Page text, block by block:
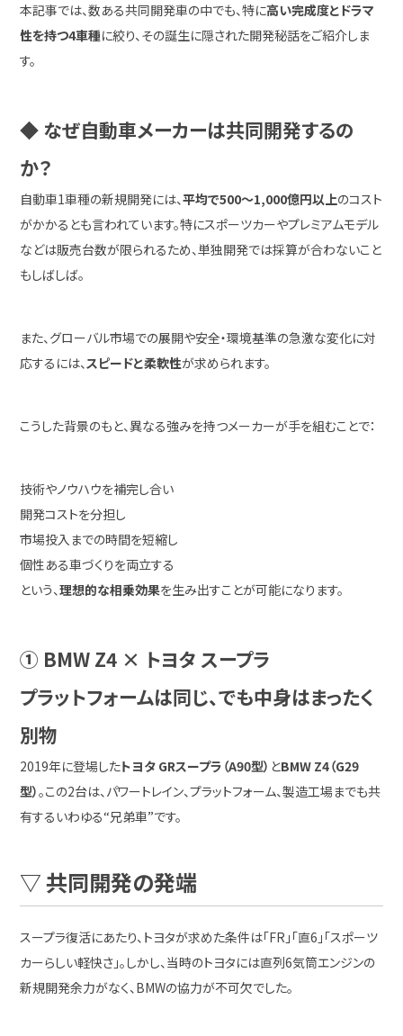
本記事では、数ある共同開発車の中でも、特に高い完成度とドラマ
性を持つ4車種に絞り、その誕生に隠された開発秘話をご紹介しま
す。
◆ なぜ自動車メーカーは共同開発するの
か？
自動車1車種の新規開発には、平均で500〜1,000億円以上のコスト
がかかるとも言われています。特にスポーツカーやプレミアムモデル
などは販売台数が限られるため、単独開発では採算が合わないこと
もしばしば。
また、グローバル市場での展開や安全・環境基準の急激な変化に対
応するには、スピードと柔軟性が求められます。
こうした背景のもと、異なる強みを持つメーカーが手を組むことで：
技術やノウハウを補完し合い
開発コストを分担し
市場投入までの時間を短縮し
個性ある車づくりを両立する
という、理想的な相乗効果を生み出すことが可能になります。
① BMW Z4 × トヨタ スープラ
プラットフォームは同じ、でも中身はまったく
別物
2019年に登場したトヨタ GRスープラ（A90型） とBMW Z4（G29
型）。この2台は、パワートレイン、プラットフォーム、製造工場までも共
有するいわゆる“兄弟車”です。
▽ 共同開発の発端
スープラ復活にあたり、トヨタが求めた条件は「FR」「直6」「スポーツ
カーらしい軽快さ」。しかし、当時のトヨタには直列6気筒エンジンの
新規開発余力がなく、BMWの協力が不可欠でした。